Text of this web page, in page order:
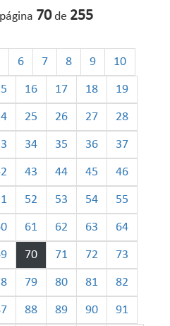
70de 255
6 7 8 9 10
16 17 18 19
25 26 27 28
34 35 36 37
43 44 45 46
52 53 54 55
61 62 63 64
70 71 72 73
79 80 81 82
88 89 90 91